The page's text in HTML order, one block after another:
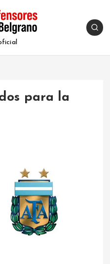
para la